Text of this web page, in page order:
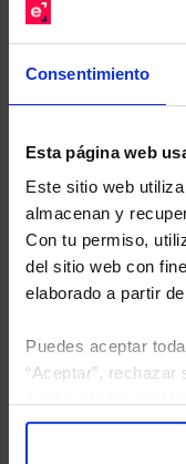
Consentimiento
Esta página web
Este sitio web
almacenan y
Con tu permiso,
del sitio web con
elaborado a partir
Puedes aceptar
“Aceptar”, rechazar
“Configuración”.
para
Descárguese el
estudio gratuito
Limpias con las